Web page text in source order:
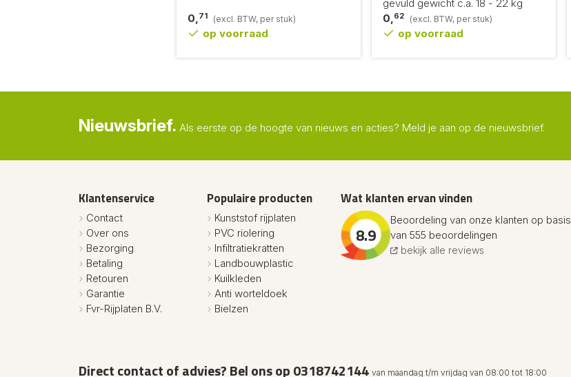
0,71 (excl. BTW, per stuk)
op voorraad
gevuld gewicht c.a. 18 - 22 kg
0,62 (excl. BTW, per stuk)
op voorraad
Nieuwsbrief. Als eerste op de hoogte van nieuws en acties? Meld je aan op de nieuwsbrief.
Klantenservice
Contact
Over ons
Bezorging
Betaling
Retouren
Garantie
Fvr-Rijplaten B.V.
Populaire producten
Kunststof rijplaten
PVC riolering
Infiltratiekratten
Landbouwplastic
Kuilkleden
Anti worteldoek
Bielzen
Wat klanten ervan vinden
8.9
Beoordeling van onze klanten op basis
van 555 beoordelingen
bekijk alle reviews
Direct contact of advies? Bel ons op0318742144 van maandag t/m vrijdag van 08:00 tot 18:00